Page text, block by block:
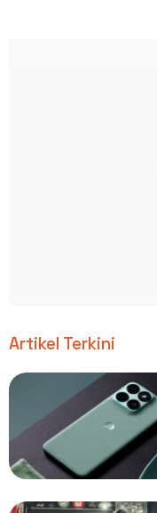
Artikel Terkini